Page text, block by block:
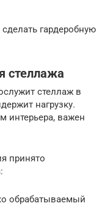
гардеробную
стеллажа
стеллаж в
нагрузку.
интерьера, важен
принято
обрабатываемый